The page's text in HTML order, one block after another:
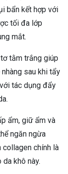
bẩn kết hợp với
tối đa lớp
mắt.
tằm trắng giúp
sau khi tẩy
tác dụng đẩy
ẩm, giữ ẩm và
ngăn ngừa
collagen chính là
khô này.